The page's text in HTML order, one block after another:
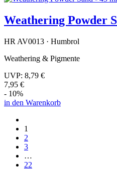
Weathering Powder
HR AV0013 · Humbrol
Weathering & Pigmente
UVP: 8,79 €
7,95 €
- 10%
in den Warenkorb
1
2
3
…
22